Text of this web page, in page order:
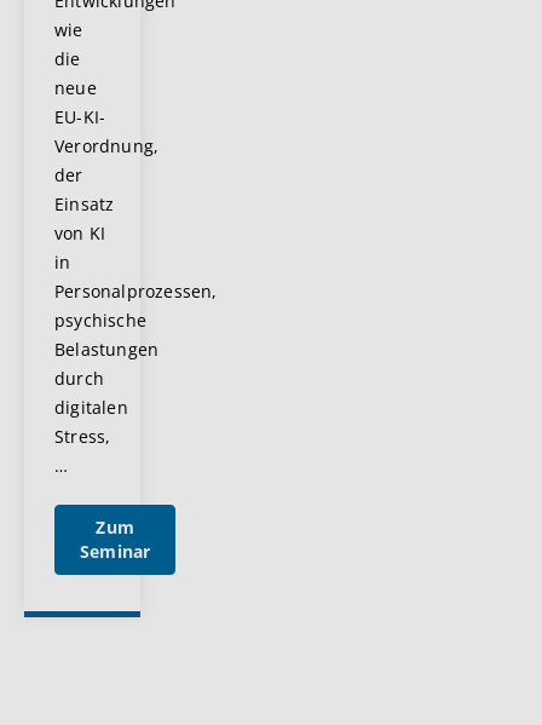
wie
die
neue
EU-KI-
Verordnung,
der
Einsatz
von KI
in
Personalprozessen,
psychische
Belastungen
durch
digitalen
Stress,
…
Zum
Seminar